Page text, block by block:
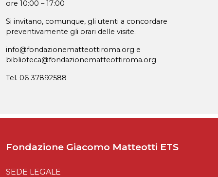
ore 10:00 – 17:00
Si invitano, comunque, gli utenti a concordare
preventivamente gli orari delle visite.
info@fondazionematteottiroma.org e
biblioteca@fondazionematteottiroma.org
Tel. 06 37892588
Fondazione Giacomo Matteotti ETS
SEDE LEGALE